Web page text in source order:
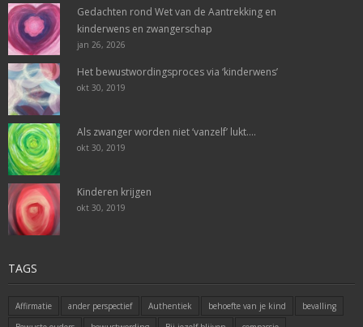
Gedachten rond Wet van de Aantrekking en
kinderwens en zwangerschap
jan 26, 2026
Het bewustwordingsproces via ‘kinderwens’
okt 30, 2019
Als zwanger worden niet ‘vanzelf’ lukt….
okt 30, 2019
Kinderen krijgen
okt 30, 2019
TAGS
Affirmatie ander perspectief Authentiek behoefte van je kind
bevalling